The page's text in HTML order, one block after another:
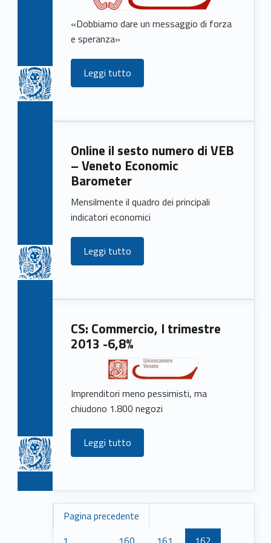
«Dobbiamo dare un messaggio di forza
e speranza»
Leggi tutto
Online il sesto numero di VEB
– Veneto Economic
Barometer
Mensilmente il quadro dei principali
indicatori economici
Leggi tutto
CS: Commercio, I trimestre
2013 -6,8%
Imprenditori meno pessimisti, ma
chiudono 1.800 negozi
Leggi tutto
Pagina precedente